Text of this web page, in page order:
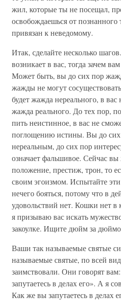
жил, которые ты не посещал,
освобождаешься от
привязан к неведомому.
Итак, сделайте несколько
возникает в вас, тогда зачем
Может быть, вы до сих пор
жажды не могут
будет жажда нереального, в
жажда реального. До тех пор,
пить неистинное, в вас не
поглощению истины. Вы до сих
нереальным, до сих пор
означает фальшивое. Сейчас вы
положение, престиж, трон, то
своим эгоизмом. Испытайте
нечего бояться, потому что в
удовольствий нет. Кошки нет
я призываю вас искать
закоулке. Ищите дюйм за
Ваши так называемые святые
называемые святые, по всей
заимствовали. Они говорят
запутаетесь в делах его». А я
Как же вы запутаетесь в делах